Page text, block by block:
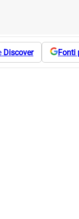
Discover Fonti